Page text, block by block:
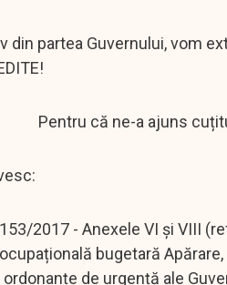
partea Guvernului, vom
Pentru că ne-a ajuns
2017 - Anexele VI și VIII
bugetară
ordonanțe de urgență ale